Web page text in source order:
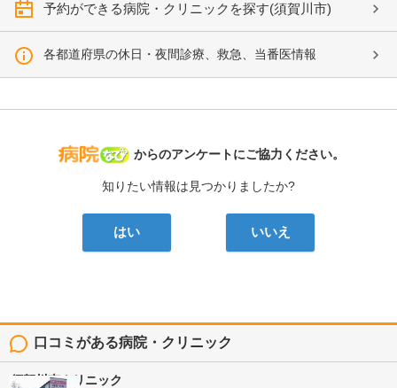
予約ができる病院・クリニックを探す(須賀川市)
各都道府県の休日・夜間診療、救急、当番医情報
病院なび
からのアンケートにご協力ください。
知りたい情報は見つかりましたか?
はい いいえ
口コミがある病院・クリニック
須賀川南クリニック